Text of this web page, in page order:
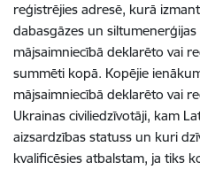
reģistrējies adresē, kurā
dabasgāzes un
mājsaimniecībā deklarēto vai
summēti kopā. Kopējie
mājsaimniecībā deklarēto vai
Ukrainas civiliedzīvotāji, kam
aizsardzības statuss un kuri
kvalificēsies atbalstam, ja tiks